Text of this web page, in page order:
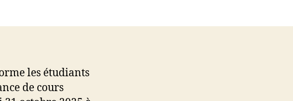
les étudiants
de cours